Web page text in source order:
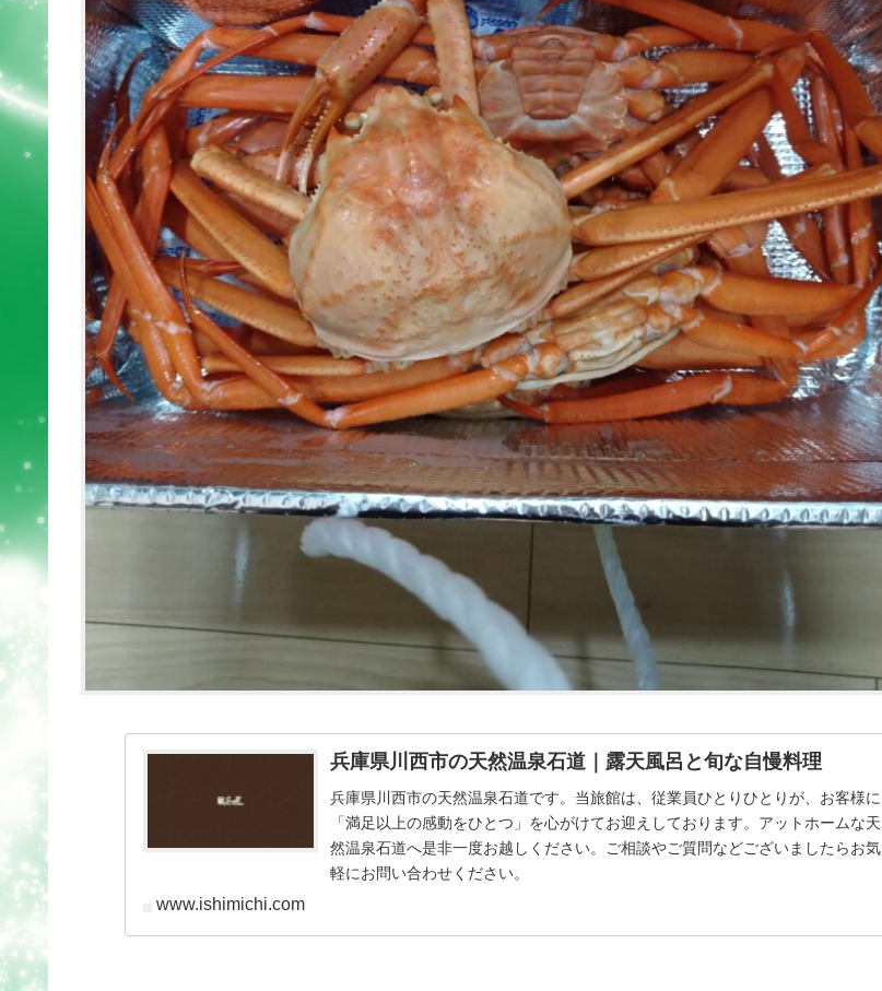
兵庫県川西市の天然温泉石道｜露天風呂と旬な自慢料理
兵庫県川西市の天然温泉石道です。当旅館は、従業員ひとりひとりが、お客様に
「満足以上の感動をひとつ」を心がけてお迎えしております。アットホームな天
然温泉石道へ是非一度お越しください。ご相談やご質問などございましたらお気
軽にお問い合わせください。
www.ishimichi.com